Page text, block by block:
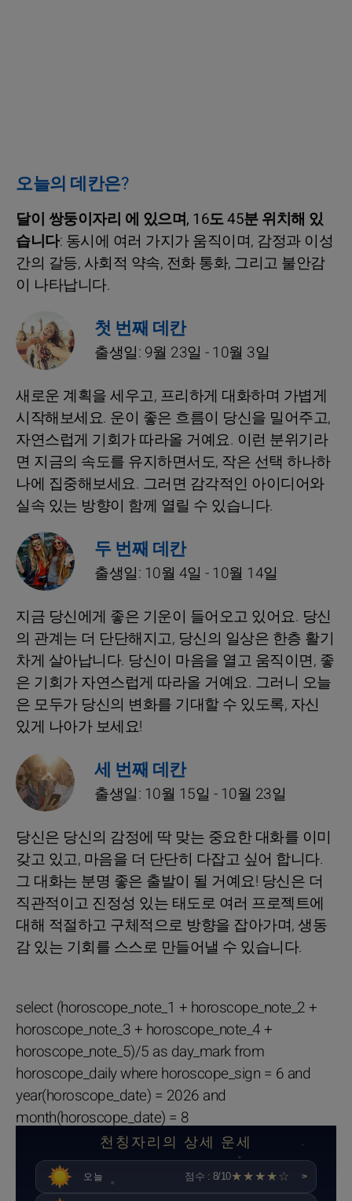
오늘의 데칸은?
달이 쌍둥이자리 에 있으며, 16도 45분 위치해 있
습니다: 동시에 여러 가지가 움직이며, 감정과 이성
간의 갈등, 사회적 약속, 전화 통화, 그리고 불안감
이 나타납니다.
첫 번째 데칸
출생일: 9월 23일 - 10월 3일
새로운 계획을 세우고, 프리하게 대화하며 가볍게
시작해보세요. 운이 좋은 흐름이 당신을 밀어주고,
자연스럽게 기회가 따라올 거예요. 이런 분위기라
면 지금의 속도를 유지하면서도, 작은 선택 하나하
나에 집중해보세요. 그러면 감각적인 아이디어와
실속 있는 방향이 함께 열릴 수 있습니다.
두 번째 데칸
출생일: 10월 4일 - 10월 14일
지금 당신에게 좋은 기운이 들어오고 있어요. 당신
의 관계는 더 단단해지고, 당신의 일상은 한층 활기
차게 살아납니다. 당신이 마음을 열고 움직이면, 좋
은 기회가 자연스럽게 따라올 거예요. 그러니 오늘
은 모두가 당신의 변화를 기대할 수 있도록, 자신
있게 나아가 보세요!
세 번째 데칸
출생일: 10월 15일 - 10월 23일
당신은 당신의 감정에 딱 맞는 중요한 대화를 이미
갖고 있고, 마음을 더 단단히 다잡고 싶어 합니다.
그 대화는 분명 좋은 출발이 될 거예요! 당신은 더
직관적이고 진정성 있는 태도로 여러 프로젝트에
대해 적절하고 구체적으로 방향을 잡아가며, 생동
감 있는 기회를 스스로 만들어낼 수 있습니다.
select (horoscope_note_1 + horoscope_note_2 +
horoscope_note_3 + horoscope_note_4 +
horoscope_note_5)/5 as day_mark from
horoscope_daily where horoscope_sign = 6 and
year(horoscope_date) = 2026 and
month(horoscope_date) = 8
천칭자리의 상세 운세
오늘 점수 : 8/10★★★★☆ >